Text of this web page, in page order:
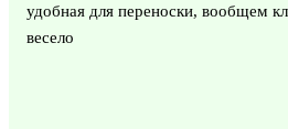
удобная для переноски, вообщем
весело